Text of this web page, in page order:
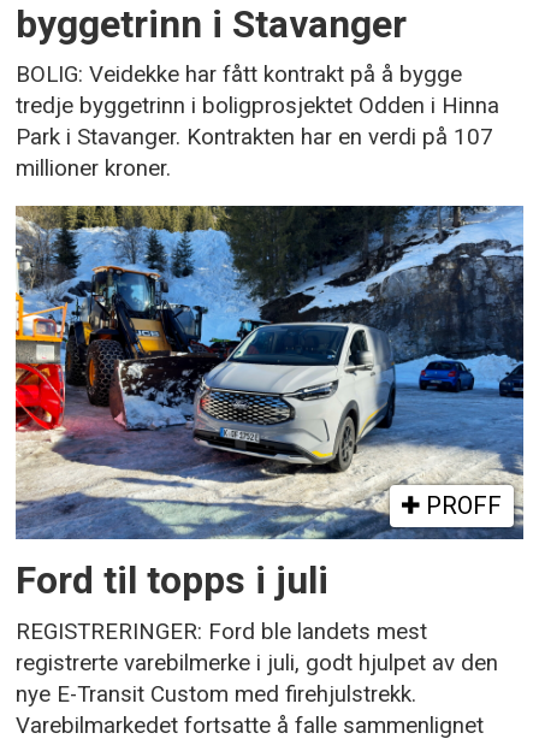
byggetrinn i Stavanger
BOLIG: Veidekke har fått kontrakt på å bygge
tredje byggetrinn i boligprosjektet Odden i Hinna
Park i Stavanger. Kontrakten har en verdi på 107
millioner kroner.
PROFF
Ford til topps i juli
REGISTRERINGER: Ford ble landets mest
registrerte varebilmerke i juli, godt hjulpet av den
nye E-Transit Custom med firehjulstrekk.
Varebilmarkedet fortsatte å falle sammenlignet